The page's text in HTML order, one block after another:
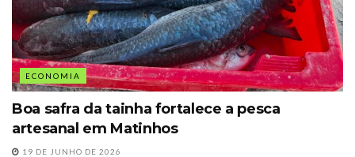
ECONOMIA
Boa safra da tainha fortalece a pesca
artesanal em Matinhos
19 DE JUNHO DE 2026